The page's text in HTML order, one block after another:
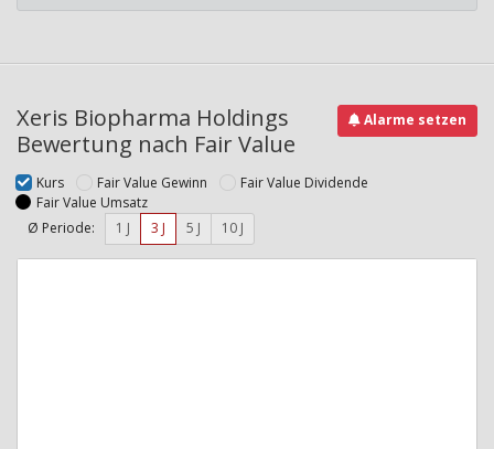
Xeris Biopharma Holdings
Bewertung nach Fair Value
Alarme setzen
Kurs Fair Value Gewinn
Fair Value Dividende
Fair Value Umsatz
Ø Periode:
1 J 3 J 5 J 10 J